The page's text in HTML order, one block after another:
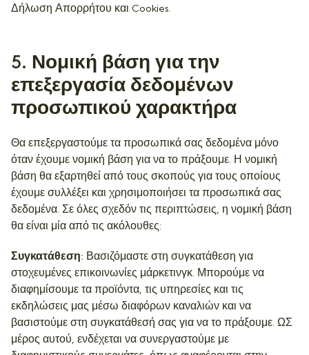
Δήλωση Απορρήτου και Cookies.
5. Νομική βάση για την
επεξεργασία δεδομένων
προσωπικού χαρακτήρα
Θα επεξεργαστούμε τα προσωπικά σας δεδομένα μόνο
όταν έχουμε νομική βάση για να το πράξουμε. Η νομική
βάση θα εξαρτηθεί από τους σκοπούς για τους οποίους
έχουμε συλλέξει και χρησιμοποιήσει τα προσωπικά σας
δεδομένα. Σε όλες σχεδόν τις περιπτώσεις, η νομική βάση
θα είναι μία από τις ακόλουθες:
Συγκατάθεση: Βασιζόμαστε στη συγκατάθεση για
στοχευμένες επικοινωνίες μάρκετινγκ. Μπορούμε να
διαφημίσουμε τα προϊόντα, τις υπηρεσίες και τις
εκδηλώσεις μας μέσω διαφόρων καναλιών και να
βασιστούμε στη συγκατάθεσή σας για να το πράξουμε. ΩΣ
μέρος αυτού, ενδέχεται να συνεργαστούμε με